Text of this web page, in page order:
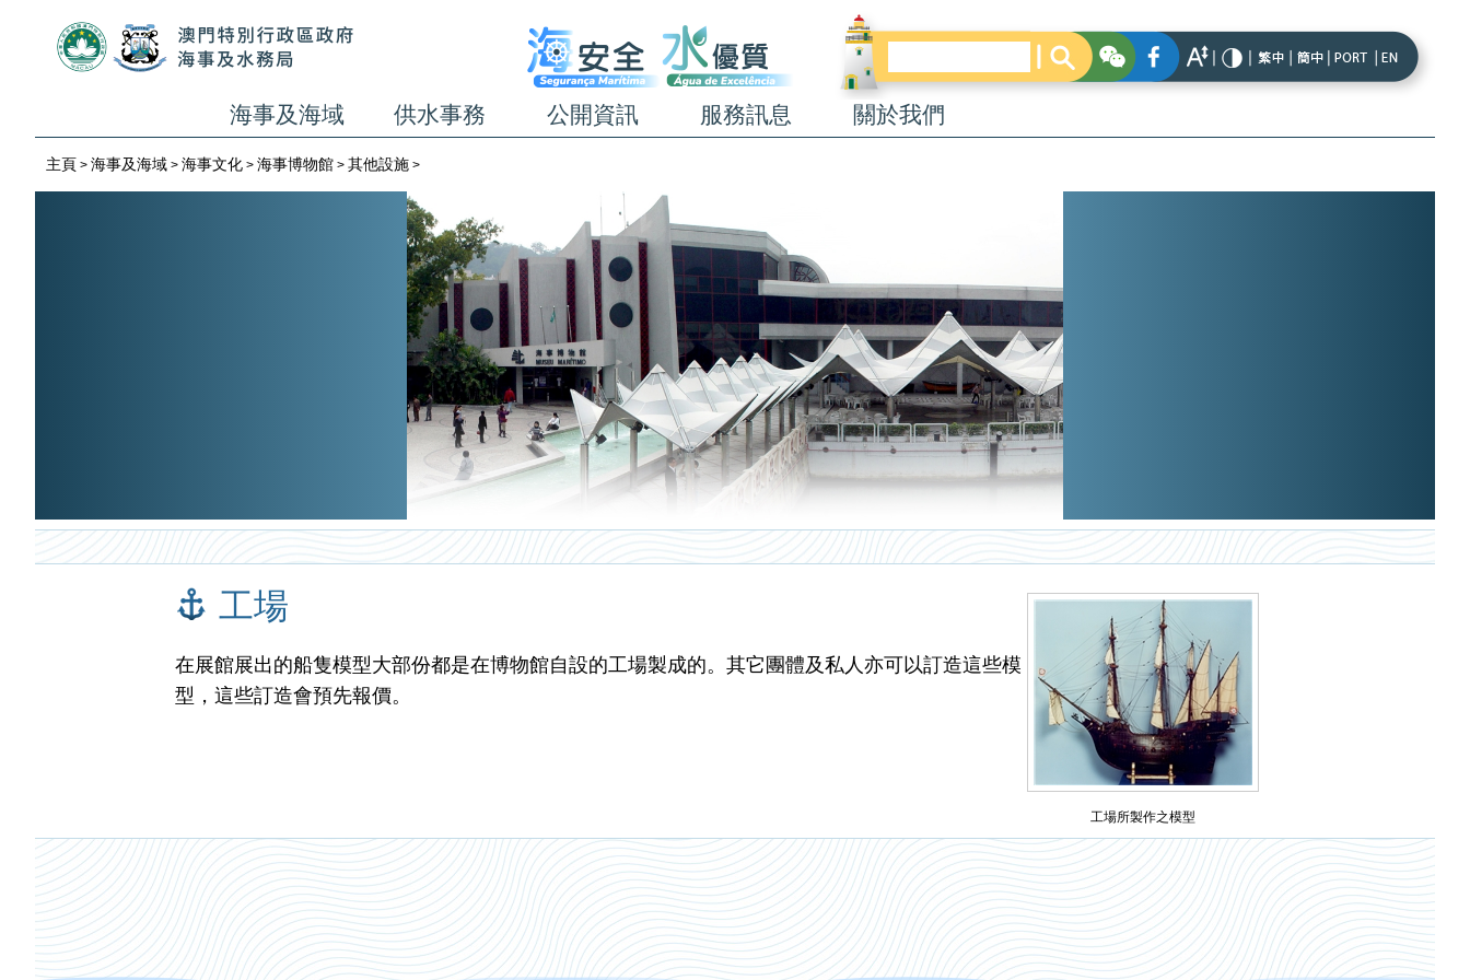
海事及海域 供水事務 公開資訊 服務訊息 關於我們
主頁 > 海事及海域 > 海事文化 > 海事博物館 > 其他設施 >
工場所製作之模型
工場
在展館展出的船隻模型大部份都是在博物館自設的工場製成的。其它團體及私人亦可以訂造這些模
型，這些訂造會預先報價。